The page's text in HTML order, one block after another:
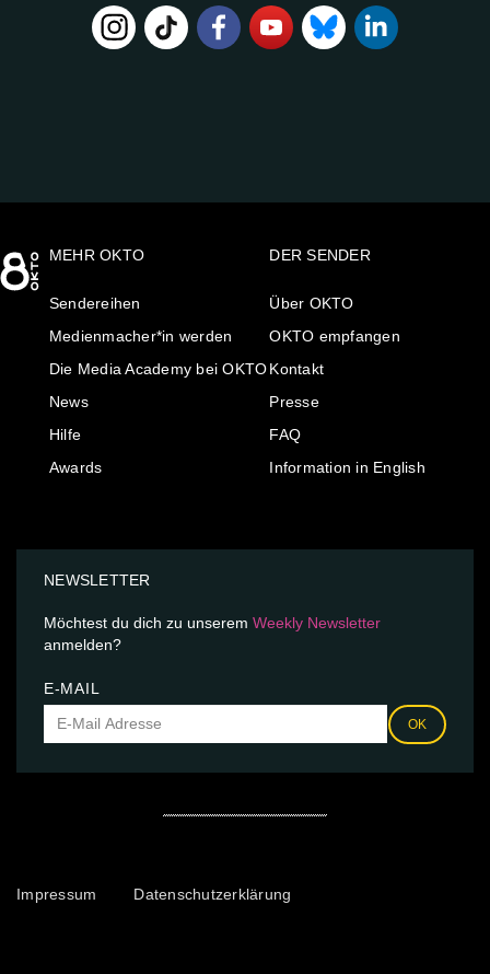
MEHR OKTO
Sendereihen
Medienmacher*in werden
Die Media Academy bei OKTO
News
Hilfe
Awards
DER SENDER
Über OKTO
OKTO empfangen
Kontakt
Presse
FAQ
Information in English
NEWSLETTER
Möchtest du dich zu unserem Weekly Newsletter
anmelden?
E-MAIL
OK
Impressum Datenschutzerklärung